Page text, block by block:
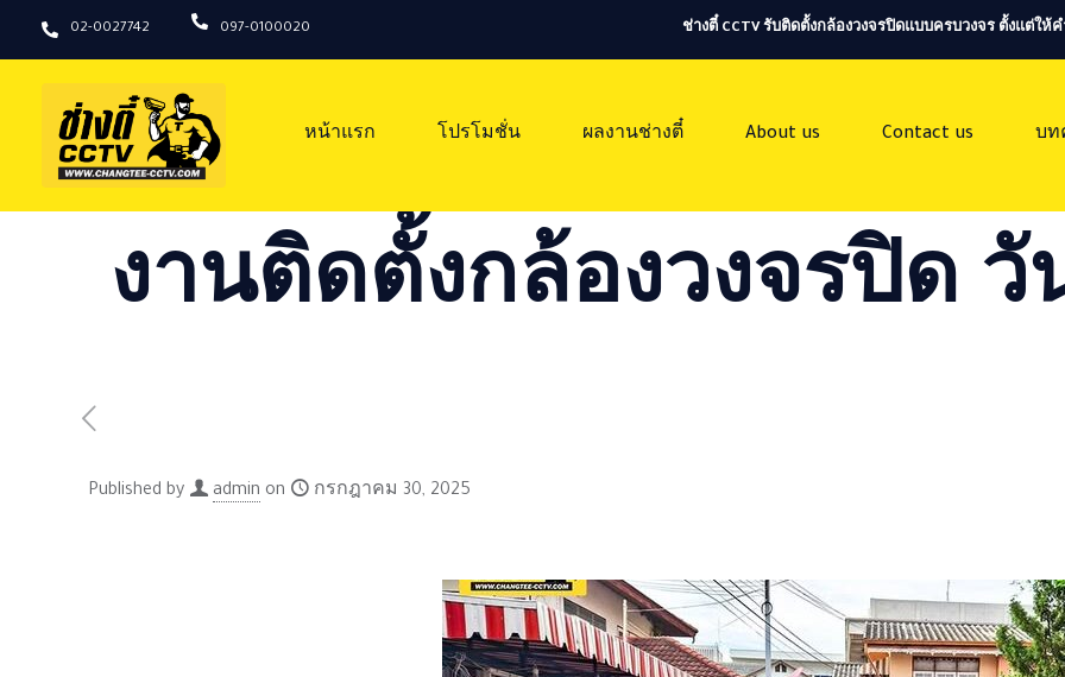
02-0027742 097-0100020 ช่างตี๋ CCTV รับติดตั้งกล้องวงจรปิดแบบครบวงจร ตั้งแต่
หน้าแรก โปรโมชั่น ผลงานช่างตี๋ About us Contact us บท
งานติดตั้งกล้องวงจรปิด วั
Published by admin on กรกฎาคม 30, 2025